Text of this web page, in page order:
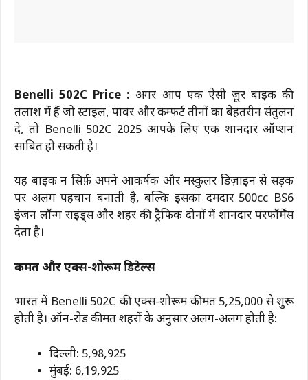
Benelli 502C Price :अगर आप एक ऐसी क्रूज़र बाइक की
तलाश में हैं जो स्टाइल, पावर और कम्फर्ट तीनों का बेहतरीन संतुलन
दे, तो Benelli 502C 2025 आपके लिए एक शानदार ऑप्शन
साबित हो सकती है।
यह बाइक न सिर्फ़ अपने आकर्षक और मस्कुलर डिज़ाइन से सड़क
पर अलग पहचान बनाती है, बल्कि इसका दमदार 500cc BS6
इंजन लॉन्ग राइड्स और शहर की ट्रैफिक दोनों में शानदार परफॉर्मेंस
देता है।
कीमत और एक्स-शोरूम डिटेल्स
भारत में Benelli 502C की एक्स-शोरूम कीमत ₹5,25,000 से शुरू
होती है। ऑन-रोड कीमत शहरों के अनुसार अलग-अलग होती है:
दिल्ली: ₹5,98,925
मुंबई: ₹6,19,925